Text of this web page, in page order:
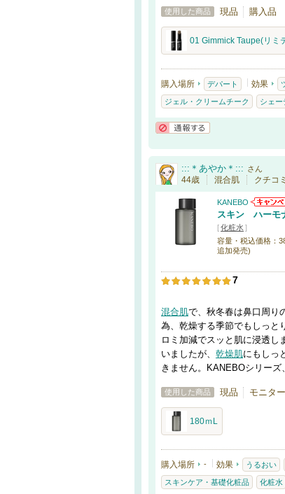
使用した商品 現品 購入品
01 Gimmick Taupe(リミ
購入場所 デパート 効果
ジェル・クリームチーク シェー
:::＊あやか＊::: さん
44歳 混合肌 クチコ
KANEBO
スキン ハーモ
[化粧水 ]
容量・税込価格：
追加発売)
7
混合肌で、秋冬春は鼻口周り
為、乾燥する季節でもしっと
ロミ加減でスッと肌に浸透し
いましたが、 乾燥肌にもしっ
きません。KANEBOシリーズ
使用した商品 現品 モニタ
180ｍL
購入場所 - 効果 うるおい
スキンケア・基礎化粧品 化粧水